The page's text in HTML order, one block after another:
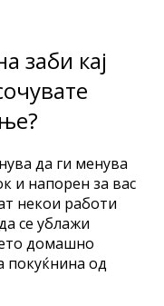
заби кај
да ги менува
и напорен за вас
некои работи
се ублажи
домашно
покуќнина од